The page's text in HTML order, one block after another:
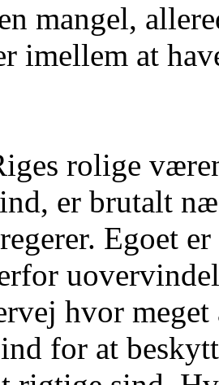
mangel,
imellem at
rolige
er brutalt
Egoet
hvor
for at